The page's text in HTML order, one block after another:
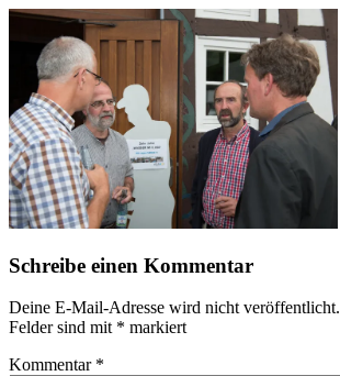
Schreibe einen Kommentar
Deine E-Mail-Adresse wird nicht veröffentlicht.
Felder sind mit * markiert
Kommentar *